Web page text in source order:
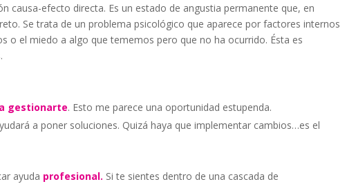
causa-efecto directa. Es un estado de angustia permanente que, en
Se trata de un problema psicológico que aparece por factores internos
o el miedo a algo que tememos pero que no ha ocurrido. Ésta es
gestionarte. Esto me parece una oportunidad estupenda.
a poner soluciones. Quizá haya que implementar cambios…es el
ayuda profesional. Si te sientes dentro de una cascada de